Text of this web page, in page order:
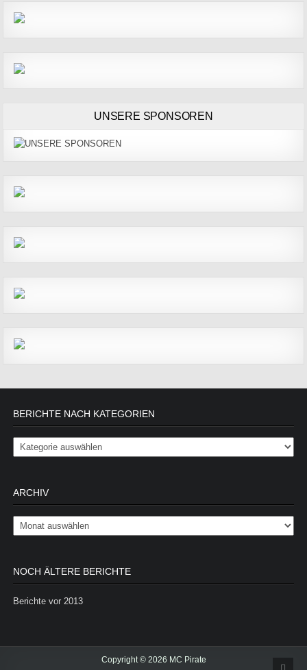
UNSERE SPONSOREN
BERICHTE NACH KATEGORIEN
Berichte nach Kategorien
ARCHIV
Archiv
NOCH ÄLTERE BERICHTE
Berichte vor 2013
Copyright © 2026 MC Pirate